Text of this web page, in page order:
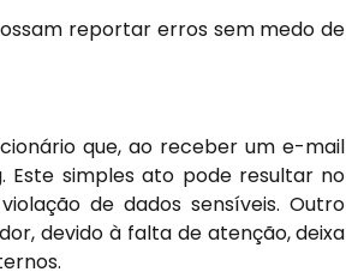
reportar erros sem medo de
que, ao receber um e-mail
simples ato pode resultar no
de dados sensíveis. Outro
devido à falta de atenção, deixa